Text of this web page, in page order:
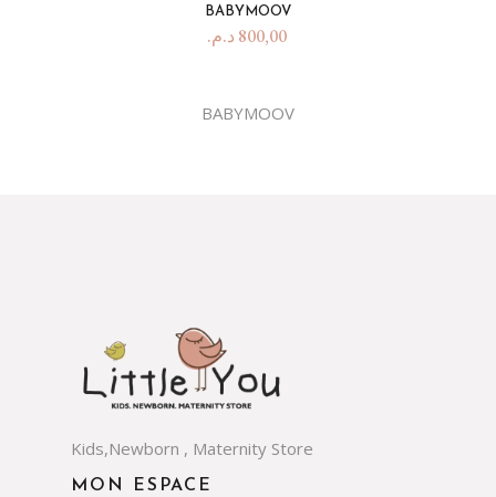
BABYMOOV
800,00 د.م.
BABYMOOV
MON ESPACE
Kids,Newborn , Maternity Store